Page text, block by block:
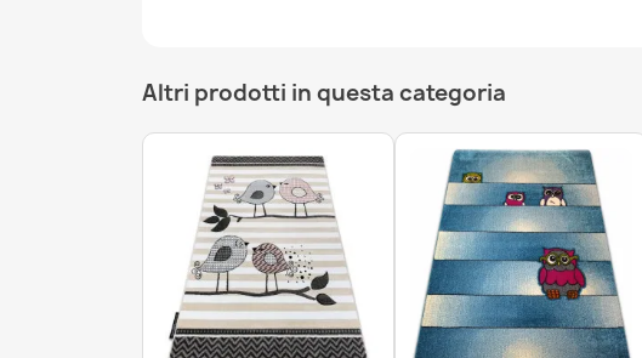
Altri prodotti in questa categoria